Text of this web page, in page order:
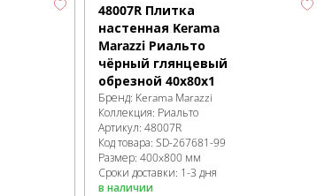
48007R Плитка
настенная Kerama
Marazzi Риальто
чёрный глянцевый
обрезной 40x80x1
Бренд: Kerama Marazzi
Коллекция: Риальто
Артикул:48007R
Код товара:SD-267681-99
Размер:400x800 мм
Сроки доставки: 1-3 дня
в наличии